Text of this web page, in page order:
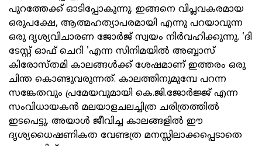
പുറത്തേക്ക് ഓടിപ്പോകുന്നു. ഇങ്ങനെ വിപ്ലവകരമായ
ഒരുപക്ഷേ, ആത്മഹത്യാപരമായി എന്നു പറയാവുന്ന
ഒരു ദൃശ്യവിചാരണ ജോര്‍ജ് സ്വയം നിര്‍വഹിക്കുന്നു. 'ദി
ടേസ്റ്റ് ഓഫ് ചെറി 'എന്ന സിനിമയില്‍ അബ്ബാസ്
കിരോസ്തമി കാലങ്ങള്‍ക്ക് ശേഷമാണ് ഇത്തരം ഒരു
ചിന്ത കൊണ്ടുവരുന്നത്. കാലത്തിനുമുമ്പേ പറന്ന
സങ്കേതവും പ്രമേയവുമായി കെ.ജി.ജോര്‍ജ്ജ് എന്ന
സംവിധായകന്‍ മലയാളചലച്ചിത്ര ചരിത്രത്തില്‍
ഇടപെട്ടു. അയാള്‍ ജീവിച്ച കാലങ്ങളില്‍ ഈ
ദൃശ്യധൈഷണികത വേണ്ടത്ര മനസ്സിലാക്കപ്പെടാതെ